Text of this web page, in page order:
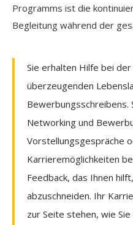
Programms ist die
Begleitung während der
Sie erhalten Hilfe bei
überzeugenden
Bewerbungsschreibens.
Networking und
Vorstellungsgespräche
Karrieremöglichkeiten
Feedback, das Ihnen
abzuschneiden. Ihr
zur Seite stehen, wie